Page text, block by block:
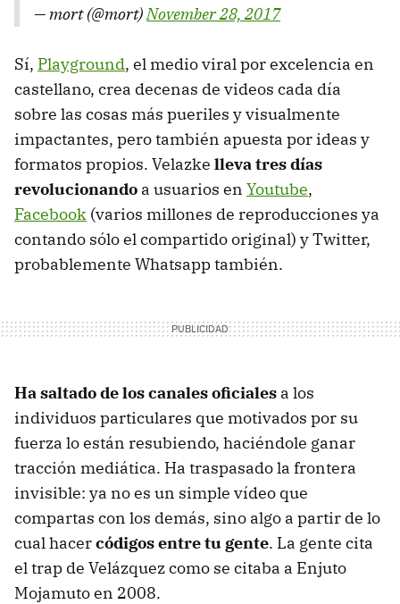
— mort (@mort)November 28, 2017
Sí, Playground, el medio viral por excelencia en
castellano, crea decenas de videos cada día
sobre las cosas más pueriles y visualmente
impactantes, pero también apuesta por ideas y
formatos propios. Velazke lleva tres días
revolucionando a usuarios en Youtube,
Facebook (varios millones de reproducciones ya
contando sólo el compartido original) y Twitter,
probablemente Whatsapp también.
Ha saltado de los canales oficiales a los
individuos particulares que motivados por su
fuerza lo están resubiendo, haciéndole ganar
tracción mediática. Ha traspasado la frontera
invisible: ya no es un simple vídeo que
compartas con los demás, sino algo a partir de lo
cual hacercódigos entre tu gente. La gente cita
el trap de Velázquez como se citaba a Enjuto
Mojamuto en 2008.